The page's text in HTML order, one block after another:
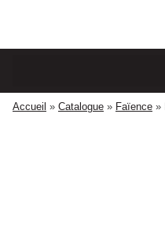
Accueil » Catalogue » Faïence »